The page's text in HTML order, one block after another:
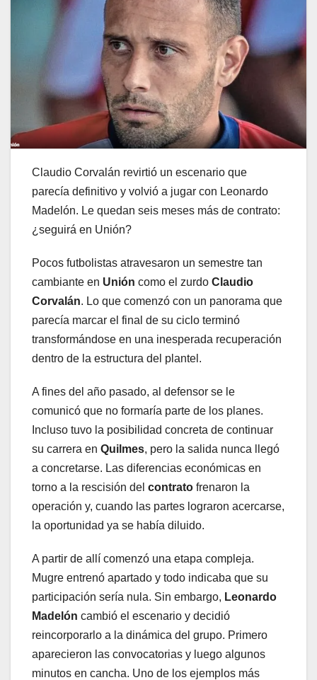
Claudio Corvalán revirtió un escenario que
parecía definitivo y volvió a jugar con Leonardo
Madelón. Le quedan seis meses más de contrato:
¿seguirá en Unión?
Pocos futbolistas atravesaron un semestre tan
cambiante en Unión como el zurdo Claudio
Corvalán. Lo que comenzó con un panorama que
parecía marcar el final de su ciclo terminó
transformándose en una inesperada recuperación
dentro de la estructura del plantel.
A fines del año pasado, al defensor se le
comunicó que no formaría parte de los planes.
Incluso tuvo la posibilidad concreta de continuar
su carrera en Quilmes, pero la salida nunca llegó
a concretarse. Las diferencias económicas en
torno a la rescisión del contrato frenaron la
operación y, cuando las partes lograron acercarse,
la oportunidad ya se había diluido.
A partir de allí comenzó una etapa compleja.
Mugre entrenó apartado y todo indicaba que su
participación sería nula. Sin embargo, Leonardo
Madelón cambió el escenario y decidió
reincorporarlo a la dinámica del grupo. Primero
aparecieron las convocatorias y luego algunos
minutos en cancha. Uno de los ejemplos más